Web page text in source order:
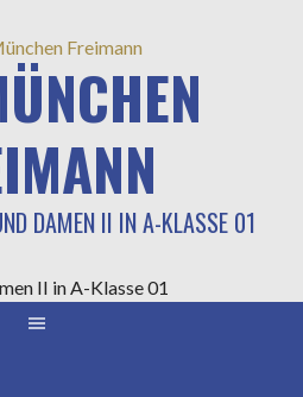
DAMEN II IN A-KLASSE 01